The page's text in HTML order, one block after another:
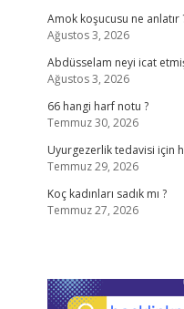
Amok koşucusu ne anlatır
Ağustos 3, 2026
Abdüsselam neyi icat
Ağustos 3, 2026
66 hangi harf notu ?
Temmuz 30, 2026
Uyurgezerlik tedavisi için
Temmuz 29, 2026
Koç kadınları sadık mı ?
Temmuz 27, 2026